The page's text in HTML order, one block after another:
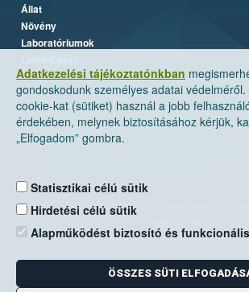
Adatkezelési tájékoztatónkban
gondoskodunk személyes adatai
cookie-kat (sütiket) használ a jobb
érdekében, melynek biztosításához kérjük,
„Elfogadom” gombra.
Statisztikai célú sütik
Hirdetési célú sütik
Alapműködést biztosító és
ÖSSZES SÜTI
Állat
Növény
Laboratóriumok
Nemzeti Élelmiszerlánc-biztonsági
Levelezési cím: 1525 Budapest. Pf.
E-mail: